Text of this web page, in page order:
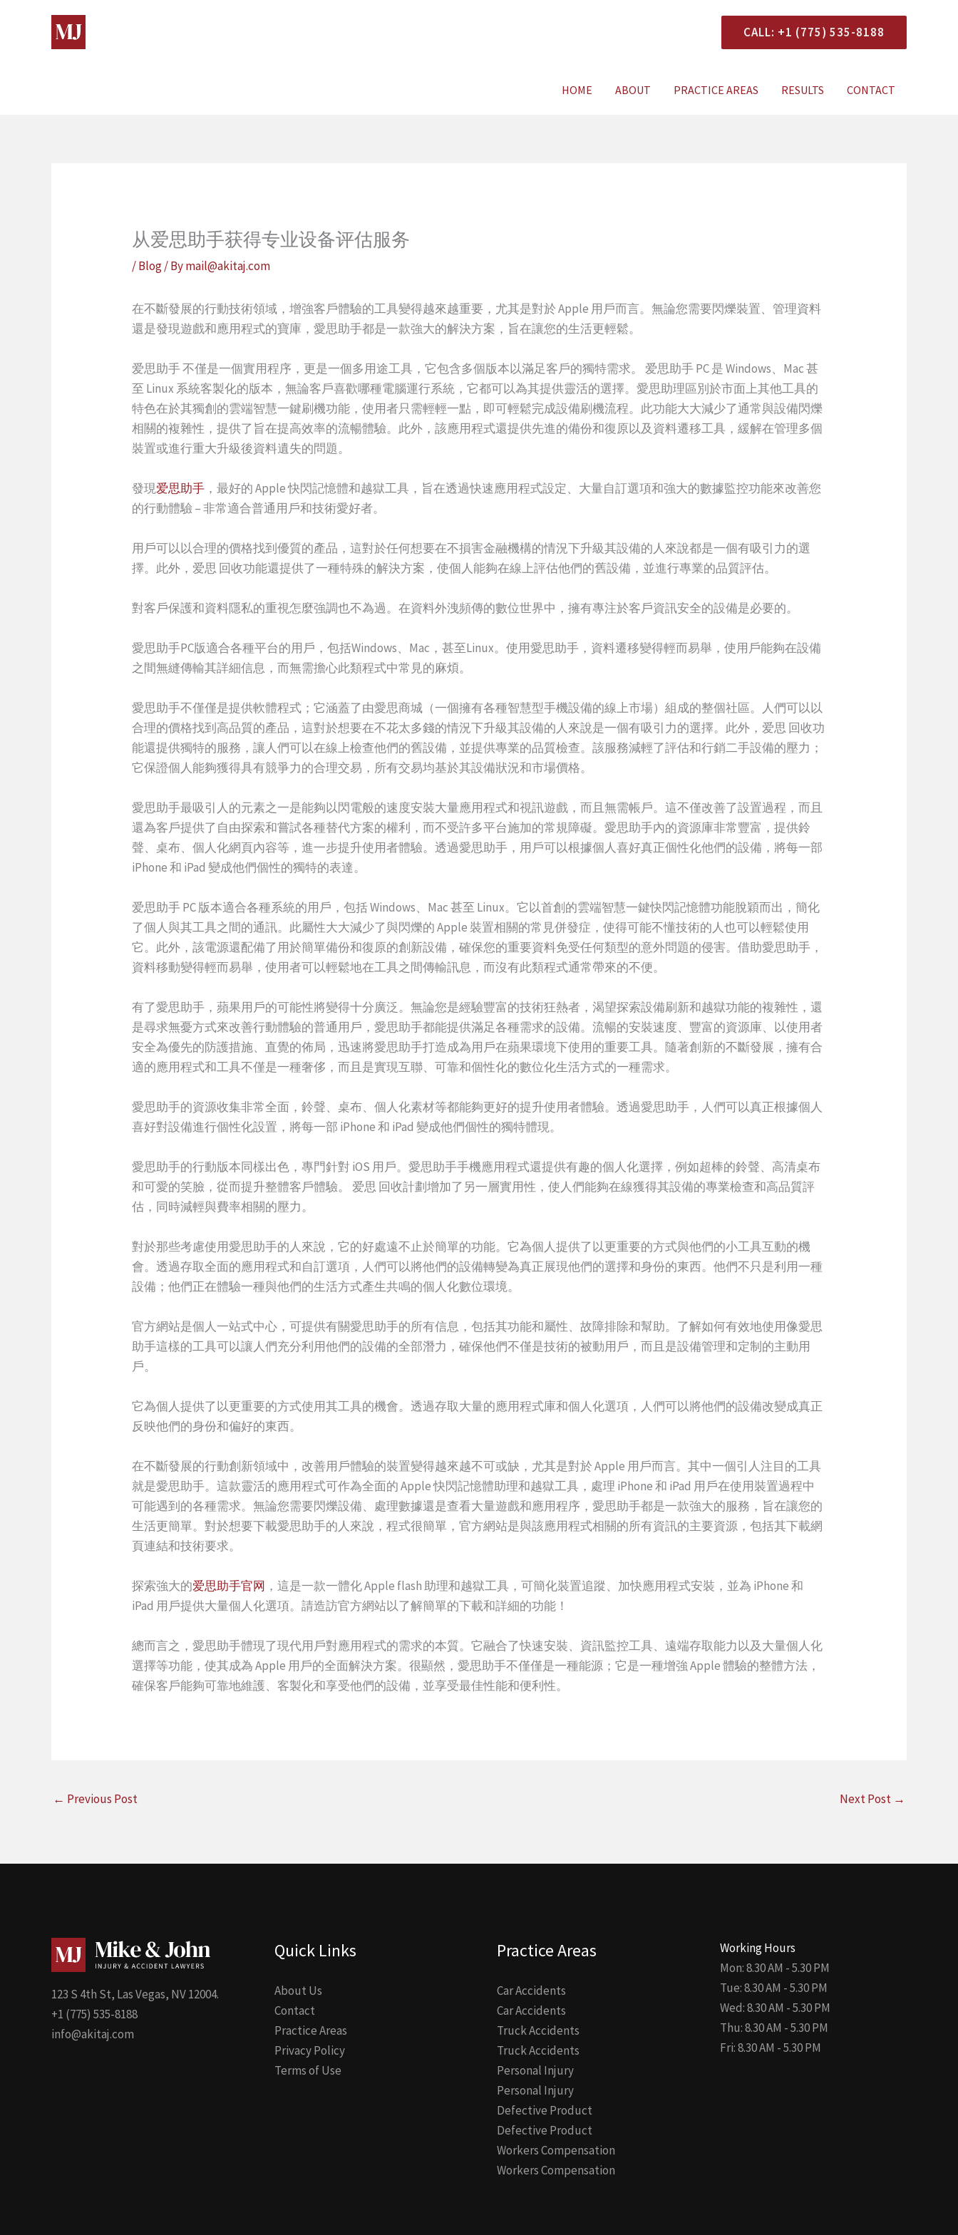
CALL: +1 (775) 535-8188
HOME ABOUT PRACTICE AREAS RESULTS CONTACT
从爱思助手获得专业设备评估服务
/Blog/ Bymail@akitaj.com
在不斷發展的行動技術領域，增強客戶體驗的工具變得越來越重要，尤其是對於 Apple 用戶而言。無論您需要閃爍裝置、管理資料
還是發現遊戲和應用程式的寶庫，愛思助手都是一款強大的解決方案，旨在讓您的生活更輕鬆。
爱思助手 不僅是一個實用程序，更是一個多用途工具，它包含多個版本以滿足客戶的獨特需求。 爱思助手 PC 是 Windows、Mac 甚
至 Linux 系統客製化的版本，無論客戶喜歡哪種電腦運行系統，它都可以為其提供靈活的選擇。愛思助理區別於市面上其他工具的
特色在於其獨創的雲端智慧一鍵刷機功能，使用者只需輕輕一點，即可輕鬆完成設備刷機流程。此功能大大減少了通常與設備閃爍
相關的複雜性，提供了旨在提高效率的流暢體驗。此外，該應用程式還提供先進的備份和復原以及資料遷移工具，緩解在管理多個
裝置或進行重大升級後資料遺失的問題。
發現爱思助手 ，最好的 Apple 快閃記憶體和越獄工具，旨在透過快速應用程式設定、大量自訂選項和強大的數據監控功能來改善您
的行動體驗 – 非常適合普通用戶和技術愛好者。
用戶可以以合理的價格找到優質的產品，這對於任何想要在不損害金融機構的情況下升級其設備的人來說都是一個有吸引力的選
擇。此外，爱思 回收功能還提供了一種特殊的解決方案，使個人能夠在線上評估他們的舊設備，並進行專業的品質評估。
對客戶保護和資料隱私的重視怎麼強調也不為過。在資料外洩頻傳的數位世界中，擁有專注於客戶資訊安全的設備是必要的。
愛思助手PC版適合各種平台的用戶，包括Windows、Mac，甚至Linux。使用愛思助手，資料遷移變得輕而易舉，使用戶能夠在設備
之間無縫傳輸其詳細信息，而無需擔心此類程式中常見的麻煩。
愛思助手不僅僅是提供軟體程式；它涵蓋了由愛思商城（一個擁有各種智慧型手機設備的線上市場）組成的整個社區。人們可以以
合理的價格找到高品質的產品，這對於想要在不花太多錢的情況下升級其設備的人來說是一個有吸引力的選擇。此外，爱思 回收功
能還提供獨特的服務，讓人們可以在線上檢查他們的舊設備，並提供專業的品質檢查。該服務減輕了評估和行銷二手設備的壓力；
它保證個人能夠獲得具有競爭力的合理交易，所有交易均基於其設備狀況和市場價格。
愛思助手最吸引人的元素之一是能夠以閃電般的速度安裝大量應用程式和視訊遊戲，而且無需帳戶。這不僅改善了設置過程，而且
還為客戶提供了自由探索和嘗試各種替代方案的權利，而不受許多平台施加的常規障礙。愛思助手內的資源庫非常豐富，提供鈴
聲、桌布、個人化網頁內容等，進一步提升使用者體驗。透過愛思助手，用戶可以根據個人喜好真正個性化他們的設備，將每一部
iPhone 和 iPad 變成他們個性的獨特的表達。
爱思助手 PC 版本適合各種系統的用戶，包括 Windows、Mac 甚至 Linux。它以首創的雲端智慧一鍵快閃記憶體功能脫穎而出，簡化
了個人與其工具之間的通訊。此屬性大大減少了與閃爍的 Apple 裝置相關的常見併發症，使得可能不懂技術的人也可以輕鬆使用
它。此外，該電源還配備了用於簡單備份和復原的創新設備，確保您的重要資料免受任何類型的意外問題的侵害。借助愛思助手，
資料移動變得輕而易舉，使用者可以輕鬆地在工具之間傳輸訊息，而沒有此類程式通常帶來的不便。
有了愛思助手，蘋果用戶的可能性將變得十分廣泛。無論您是經驗豐富的技術狂熱者，渴望探索設備刷新和越獄功能的複雜性，還
是尋求無憂方式來改善行動體驗的普通用戶，愛思助手都能提供滿足各種需求的設備。流暢的安裝速度、豐富的資源庫、以使用者
安全為優先的防護措施、直覺的佈局，迅速將愛思助手打造成為用戶在蘋果環境下使用的重要工具。隨著創新的不斷發展，擁有合
適的應用程式和工具不僅是一種奢侈，而且是實現互聯、可靠和個性化的數位化生活方式的一種需求。
愛思助手的資源收集非常全面，鈴聲、桌布、個人化素材等都能夠更好的提升使用者體驗。透過愛思助手，人們可以真正根據個人
喜好對設備進行個性化設置，將每一部 iPhone 和 iPad 變成他們個性的獨特體現。
愛思助手的行動版本同樣出色，專門針對 iOS 用戶。愛思助手手機應用程式還提供有趣的個人化選擇，例如超棒的鈴聲、高清桌布
和可愛的笑臉，從而提升整體客戶體驗。 爱思 回收計劃增加了另一層實用性，使人們能夠在線獲得其設備的專業檢查和高品質評
估，同時減輕與費率相關的壓力。
對於那些考慮使用愛思助手的人來說，它的好處遠不止於簡單的功能。它為個人提供了以更重要的方式與他們的小工具互動的機
會。透過存取全面的應用程式和自訂選項，人們可以將他們的設備轉變為真正展現他們的選擇和身份的東西。他們不只是利用一種
設備；他們正在體驗一種與他們的生活方式產生共鳴的個人化數位環境。
官方網站是個人一站式中心，可提供有關愛思助手的所有信息，包括其功能和屬性、故障排除和幫助。了解如何有效地使用像愛思
助手這樣的工具可以讓人們充分利用他們的設備的全部潛力，確保他們不僅是技術的被動用戶，而且是設備管理和定制的主動用
戶。
它為個人提供了以更重要的方式使用其工具的機會。透過存取大量的應用程式庫和個人化選項，人們可以將他們的設備改變成真正
反映他們的身份和偏好的東西。
在不斷發展的行動創新領域中，改善用戶體驗的裝置變得越來越不可或缺，尤其是對於 Apple 用戶而言。其中一個引人注目的工具
就是愛思助手。這款靈活的應用程式可作為全面的 Apple 快閃記憶體助理和越獄工具，處理 iPhone 和 iPad 用戶在使用裝置過程中
可能遇到的各種需求。無論您需要閃爍設備、處理數據還是查看大量遊戲和應用程序，愛思助手都是一款強大的服務，旨在讓您的
生活更簡單。對於想要下載愛思助手的人來說，程式很簡單，官方網站是與該應用程式相關的所有資訊的主要資源，包括其下載網
頁連結和技術要求。
探索強大的爱思助手官网 ，這是一款一體化 Apple flash 助理和越獄工具，可簡化裝置追蹤、加快應用程式安裝，並為 iPhone 和
iPad 用戶提供大量個人化選項。請造訪官方網站以了解簡單的下載和詳細的功能！
總而言之，愛思助手體現了現代用戶對應用程式的需求的本質。它融合了快速安裝、資訊監控工具、遠端存取能力以及大量個人化
選擇等功能，使其成為 Apple 用戶的全面解決方案。很顯然，愛思助手不僅僅是一種能源；它是一種增強 Apple 體驗的整體方法，
確保客戶能夠可靠地維護、客製化和享受他們的設備，並享受最佳性能和便利性。
← Previous Post Next Post →
123 S 4th St, Las Vegas, NV 12004.
+1 (775) 535-8188
info@akitaj.com
Quick Links
About Us
Contact
Practice Areas
Privacy Policy
Terms of Use
Practice Areas
Car Accidents
Car Accidents
Truck Accidents
Truck Accidents
Personal Injury
Personal Injury
Defective Product
Defective Product
Workers Compensation
Workers Compensation
Working Hours
Mon: 8.30 AM - 5.30 PM
Tue: 8.30 AM - 5.30 PM
Wed: 8.30 AM - 5.30 PM
Thu: 8.30 AM - 5.30 PM
Fri: 8.30 AM - 5.30 PM